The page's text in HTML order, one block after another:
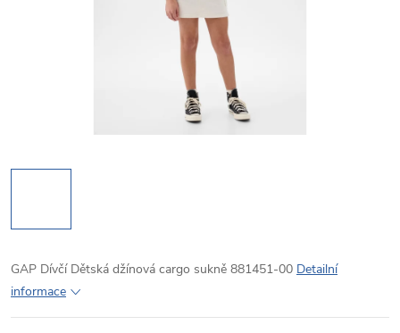
GAP Dívčí Dětská džínová cargo sukně 881451-00 Detailní
informace